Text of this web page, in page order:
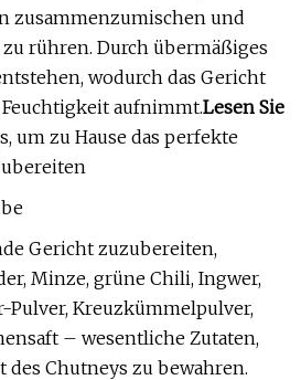
zusammenzumischen und
rühren. Durch übermäßiges
wodurch das Gericht
aufnimmt.Lesen Sie
um zu Hause das perfekte
Gericht zuzubereiten,
Minze, grüne Chili, Ingwer,
Pulver, Kreuzkümmelpulver,
– wesentliche Zutaten,
Chutneys zu bewahren.